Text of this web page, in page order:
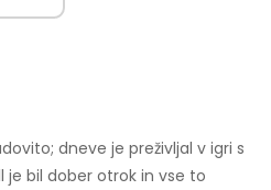
dneve je preživljal v igri s
bil dober otrok in vse to